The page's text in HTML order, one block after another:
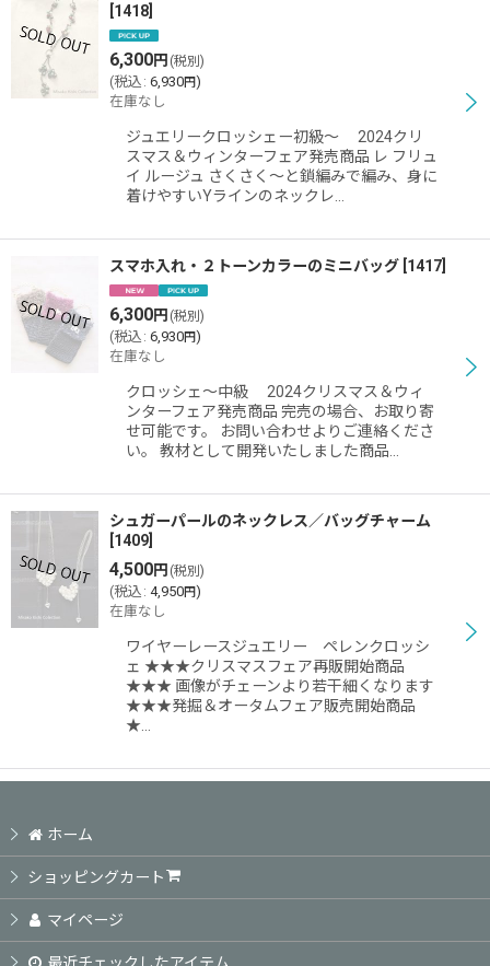
1418
6,300円 (税別)
(税込 : 6,930円)
在庫なし
ジュエリークロッシェー初級〜 2024クリ
スマス＆ウィンターフェア発売商品 レ フリュ
イ ルージュ さくさく〜と鎖編みで編み、身に
着けやすいYラインのネックレ…
スマホ入れ・２トーンカラーのミニバッグ 1417
6,300円 (税別)
(税込 : 6,930円)
在庫なし
クロッシェ〜中級 2024クリスマス＆ウィ
ンターフェア発売商品 完売の場合、お取り寄
せ可能です。 お問い合わせよりご連絡くださ
い。 教材として開発いたしました商品…
シュガーパールのネックレス／バッグチャーム
1409
4,500円 (税別)
(税込 : 4,950円)
在庫なし
ワイヤーレースジュエリー ペレンクロッシ
ェ ★★★クリスマスフェア再販開始商品
★★★ 画像がチェーンより若干細くなります
★★★発掘＆オータムフェア販売開始商品
★…
ホーム
ショッピングカート
マイページ